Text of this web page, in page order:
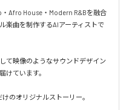
Afro House・Modern R&Bを融合
楽曲を制作するAIアーティストで
て映像のようなサウンドデザイン
けています。
のオリジナルストーリー。